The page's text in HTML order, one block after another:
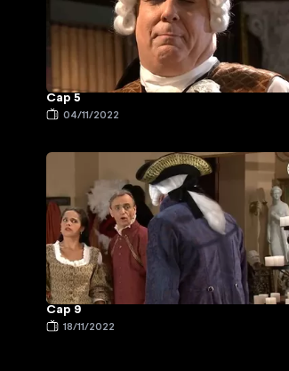
Cap 5
04/11/2022
Cap 9
18/11/2022